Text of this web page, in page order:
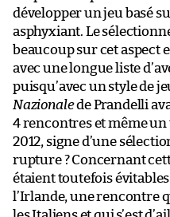
développer un jeu basé
asphyxiant. Le
beaucoup sur cet aspect
avec une longue liste
puisqu’avec un style de
Nazionalede Prandelli
4 rencontres et même un
2012, signe d’une
rupture ? Concernant
étaient toutefois
l’Irlande, une rencontre